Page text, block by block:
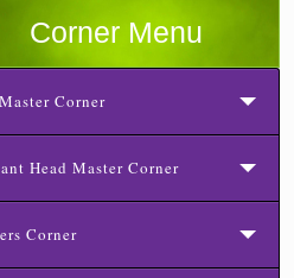
Corner Menu
Corner
Head Master Corner
Corner